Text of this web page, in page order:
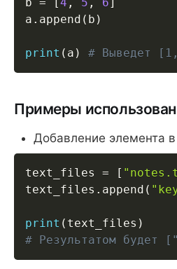
a . append ( b )
print ( a ) # Выведет
Примеры
Добавление элемента в
text_files = [
text_files . append (
print ( text_files )
# Результатом